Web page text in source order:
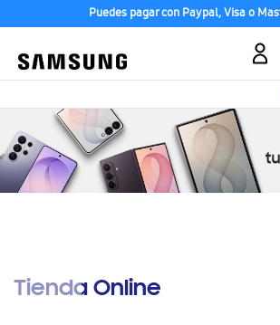
Puedes pagar con Paypal, Visa o
Tienda Online